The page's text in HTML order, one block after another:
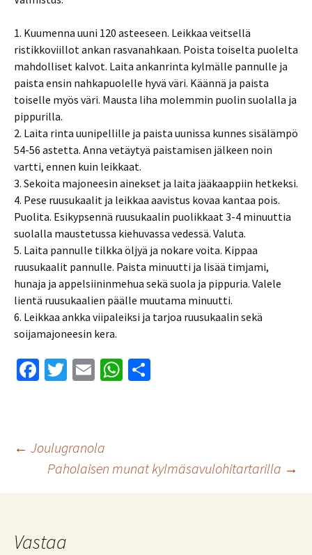
1. Kuumenna uuni 120 asteeseen. Leikkaa veitsellä
ristikkoviillot ankan rasvanahkaan. Poista toiselta puolelta
mahdolliset kalvot. Laita ankanrinta kylmälle pannulle ja
paista ensin nahkapuolelle hyvä väri. Käännä ja paista
toiselle myös väri. Mausta liha molemmin puolin suolalla ja
pippurilla.
2. Laita rinta uunipellille ja paista uunissa kunnes sisälämpö
54-56 astetta. Anna vetäytyä paistamisen jälkeen noin
vartti, ennen kuin leikkaat.
3. Sekoita majoneesin ainekset ja laita jääkaappiin hetkeksi.
4. Pese ruusukaalit ja leikkaa aavistus kovaa kantaa pois.
Puolita. Esikypsennä ruusukaalin puolikkaat 3-4 minuuttia
suolalla maustetussa kiehuvassa vedessä. Valuta.
5. Laita pannulle tilkka öljyä ja nokare voita. Kippaa
ruusukaalit pannulle. Paista minuutti ja lisää timjami,
hunaja ja appelsiininmehua sekä suola ja pippuria. Valele
lientä ruusukaalien päälle muutama minuutti.
6. Leikkaa ankka viipaleiksi ja tarjoa ruusukaalin sekä
soijamajoneesin kera.
Fa
o
k
T
E
l
W
p
Artikkelien
selaus
← Joulugranola
Paholaisen munat kylmäsavulohitartarilla →
Vastaa